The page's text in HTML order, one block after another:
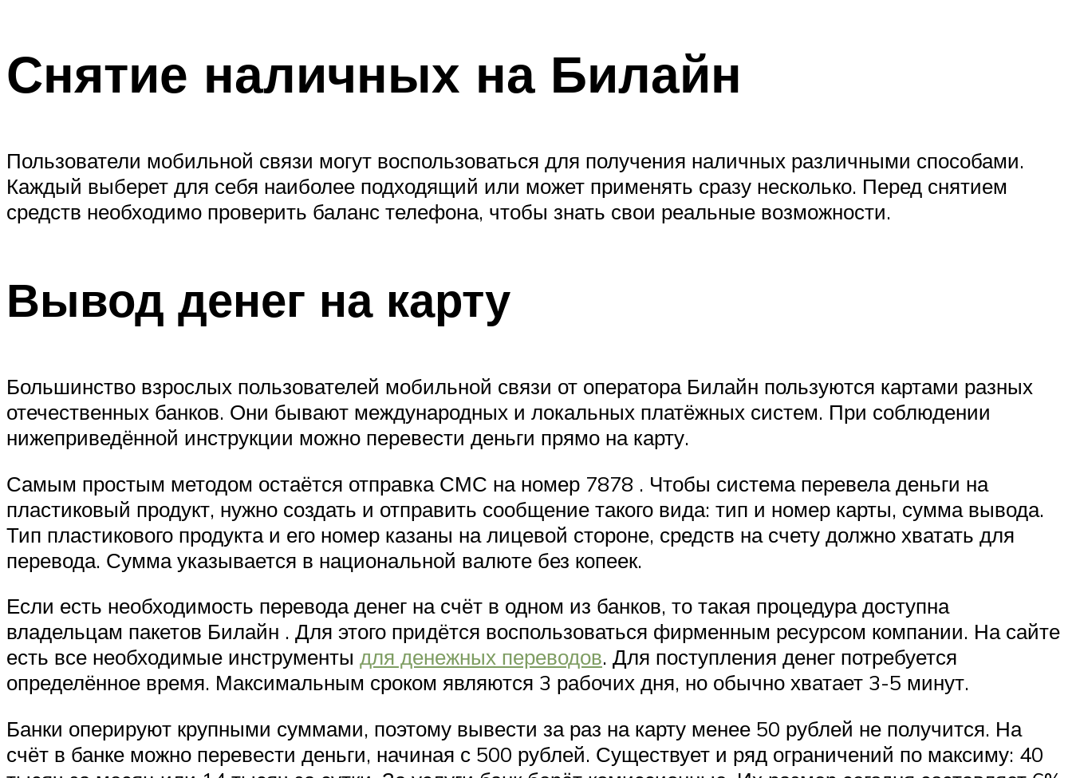
Снятие наличных на Билайн
Пользователи мобильной связи могут воспользоваться для получения наличных различными способами.
Каждый выберет для себя наиболее подходящий или может применять сразу несколько. Перед снятием
средств необходимо проверить баланс телефона, чтобы знать свои реальные возможности.
Вывод денег на карту
Большинство взрослых пользователей мобильной связи от оператора Билайн пользуются картами разных
отечественных банков. Они бывают международных и локальных платёжных систем. При соблюдении
нижеприведённой инструкции можно перевести деньги прямо на карту.
Самым простым методом остаётся отправка СМС на номер 7878 . Чтобы система перевела деньги на
пластиковый продукт, нужно создать и отправить сообщение такого вида: тип и номер карты, сумма вывода.
Тип пластикового продукта и его номер казаны на лицевой стороне, средств на счету должно хватать для
перевода. Сумма указывается в национальной валюте без копеек.
Если есть необходимость перевода денег на счёт в одном из банков, то такая процедура доступна
владельцам пакетов Билайн . Для этого придётся воспользоваться фирменным ресурсом компании. На сайте
есть все необходимые инструменты для денежных переводов. Для поступления денег потребуется
определённое время. Максимальным сроком являются 3 рабочих дня, но обычно хватает 3-5 минут.
Банки оперируют крупными суммами, поэтому вывести за раз на карту менее 50 рублей не получится. На
счёт в банке можно перевести деньги, начиная с 500 рублей. Существует и ряд ограничений по максиму: 40